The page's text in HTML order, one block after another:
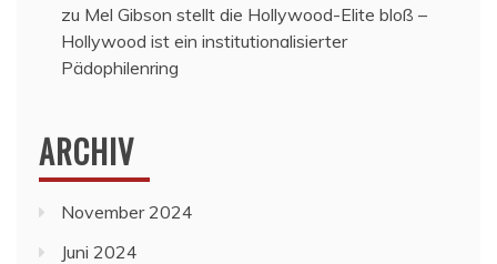
zu Mel Gibson stellt die Hollywood-Elite bloß –
Hollywood ist ein institutionalisierter
Pädophilenring
ARCHIV
November 2024
Juni 2024